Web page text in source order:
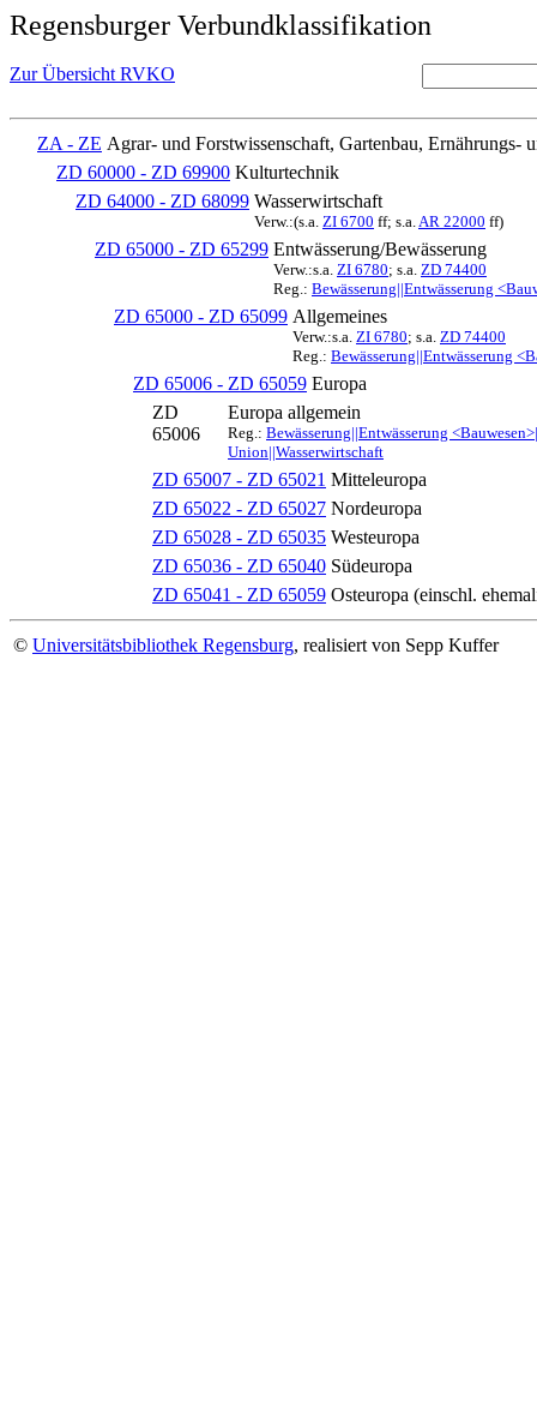
Regensburger Verbundklassifikation
Zur Übersicht RVKO
ZA - ZE Agrar- und Forstwissenschaft, Gartenbau, Ernährungs-
ZD 60000 - ZD 69900 Kulturtechnik
ZD 64000 - ZD 68099 Wasserwirtschaft
Verw.:(s.a. ZI 6700 ff; s.a.AR 22000 ff)
ZD 65000 - ZD 65299 Entwässerung/Bewässerung
Verw.:s.a. ZI 6780; s.a. ZD 74400
Reg.: Bewässerung||Entwässerung
ZD 65000 - ZD 65099 Allgemeines
Verw.:s.a. ZI 6780; s.a. ZD 74400
Reg.: Bewässerung||Entwässerung
ZD 65006 - ZD 65059 Europa
ZD
65006
Europa allgemein
Reg.: Bewässerung||Entwässerung
Union||Wasserwirtschaft
ZD 65007 - ZD 65021 Mitteleuropa
ZD 65022 - ZD 65027 Nordeuropa
ZD 65028 - ZD 65035 Westeuropa
ZD 65036 - ZD 65040 Südeuropa
ZD 65041 - ZD 65059 Osteuropa (einschl.
© Universitätsbibliothek Regensburg, realisiert von Sepp Kuffer